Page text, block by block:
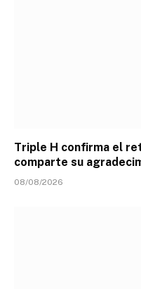
Triple H confirma el
comparte su
08/08/2026